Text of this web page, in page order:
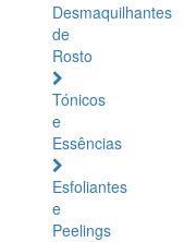
Desmaquilhantes
de
Rosto
Tónicos
e
Essências
Esfoliantes
e
Peelings